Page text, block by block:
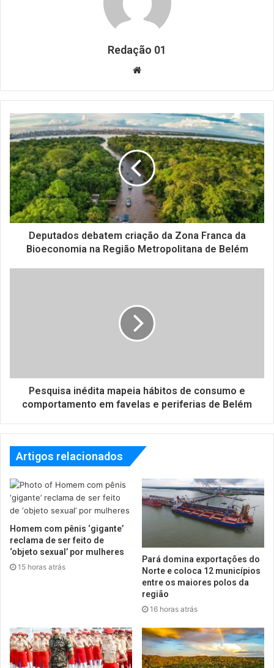
Redação 01
Website
Deputados debatem criação da Zona Franca da
Bioeconomia na Região Metropolitana de Belém
Pesquisa inédita mapeia hábitos de consumo e
comportamento em favelas e periferias de Belém
Artigos relacionados
Homem com pênis ‘gigante’
reclama de ser feito de
‘objeto sexual’ por mulheres
15 horas atrás
Pará domina exportações do
Norte e coloca 12 municípios
entre os maiores polos da
região
16 horas atrás